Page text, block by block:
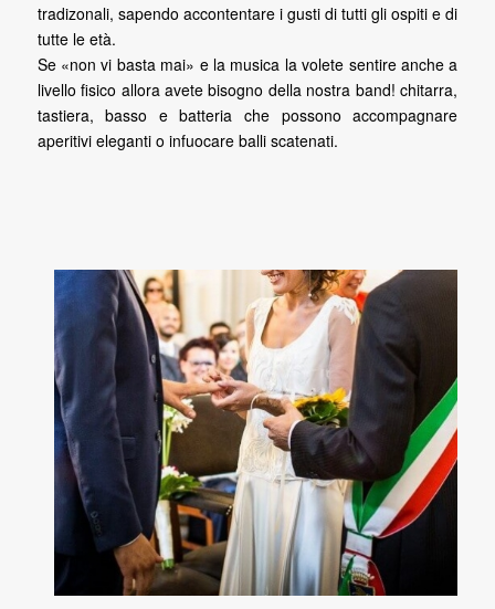
tradizonali, sapendo accontentare i gusti di tutti gli ospiti e di
tutte le età.
Se «non vi basta mai» e la musica la volete sentire anche a
livello fisico allora avete bisogno della nostra band! chitarra,
tastiera, basso e batteria che possono accompagnare
aperitivi eleganti o infuocare balli scatenati.